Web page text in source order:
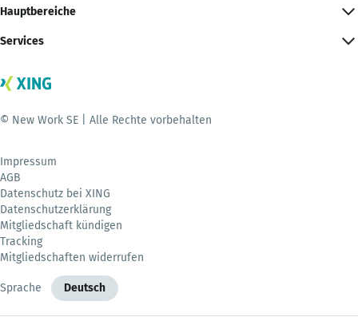
Hauptbereiche
Services
© New Work SE | Alle Rechte vorbehalten
Impressum
AGB
Datenschutz bei XING
Datenschutzerklärung
Mitgliedschaft kündigen
Tracking
Mitgliedschaften widerrufen
Sprache Deutsch